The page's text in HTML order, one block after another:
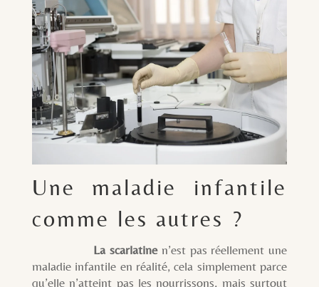
Une maladie infantile
comme les autres ?
La scarlatinen’est pas réellement une
maladie infantile en réalité, cela simplement parce
qu’elle n’atteint pas les nourrissons, mais surtout